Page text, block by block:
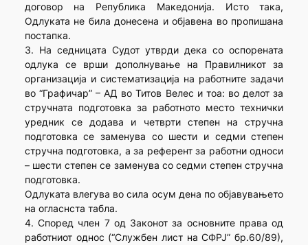
договор на Република Македонија. Исто така,
Одлуката не била донесена и објавена во пропишана
постапка.
3. На седницата Судот утврди дека со оспорената
одлука се врши дополнување на Правилникот за
организација и систематизација на работните задачи
во “Графичар” – АД во Титов Велес и тоа: во делот за
стручната подготовка за работното место технички
уредник се додава и четврти степен на стручна
подготовка се заменува со шести и седми степен
стручна подготовка, а за референт за работни односи
– шести степен се заменува со седми степен стручна
подготовка.
Одлуката влегува во сила осум дена по објавувањето
на огласнста табла.
4. Според член 7 од Законот за основните права од
работниот однос (“Службен лист на СФРЈ” бр.60/89),